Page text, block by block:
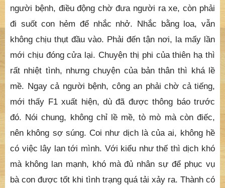
người bệnh, điều động chờ đưa người ra xe, còn phải
đi suốt con hẻm để nhắc nhở. Nhắc bằng loa, vẫn
không chịu thụt đầu vào. Phải đến tận nơi, la mấy lần
mới chịu đóng cửa lại. Chuyện thị phi của thiên hạ thì
rất nhiệt tình, nhưng chuyện của bản thân thì khá lề
mề. Ngay cả người bệnh, công an phải chờ cả tiếng,
mới thấy F1 xuất hiện, dù đã được thông báo trước
đó. Nói chung, không chỉ lề mề, tò mò mà còn điếc,
nên không sợ súng. Coi như dịch là của ai, không hề
có việc lây lan tới mình. Với kiểu như thế thì dịch khó
mà không lan mạnh, khó mà đủ nhân sự để phục vụ
bà con được tốt khi tình trạng quá tải xảy ra. Thành có